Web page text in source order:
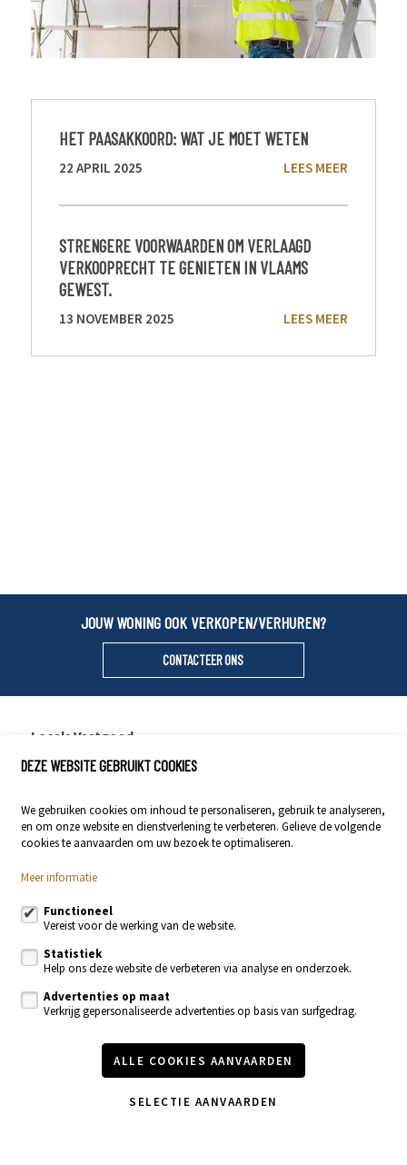
HET PAASAKKOORD: WAT JE MOET WETEN
22 APRIL 2025 LEES MEER
STRENGERE VOORWAARDEN OM VERLAAGD
VERKOOPRECHT TE GENIETEN IN VLAAMS
GEWEST.
13 NOVEMBER 2025 LEES MEER
JOUW WONING OOK VERKOPEN/VERHUREN?
CONTACTEER ONS
Locals Vastgoed
Stationsstraat 29
054 23 53 83
info@localsvastgoed.be
Volg ons op:
Te huur Nieuwbouw
Recente realisaties
Contacteer ons
Vastgoednieuws & blog
DEZE WEBSITE GEBRUIKT COOKIES
We gebruiken cookies om inhoud te personaliseren, gebruik te analyseren,
en om onze website en dienstverlening te verbeteren. Gelieve de volgende
cookies te aanvaarden om uw bezoek te optimaliseren.
Meer informatie
Functioneel
Vereist voor de werking van de website.
Statistiek
Help ons deze website de verbeteren via analyse en onderzoek.
Advertenties op maat
Verkrijg gepersonaliseerde advertenties op basis van surfgedrag.
ALLE COOKIES AANVAARDEN
SELECTIE AANVAARDEN